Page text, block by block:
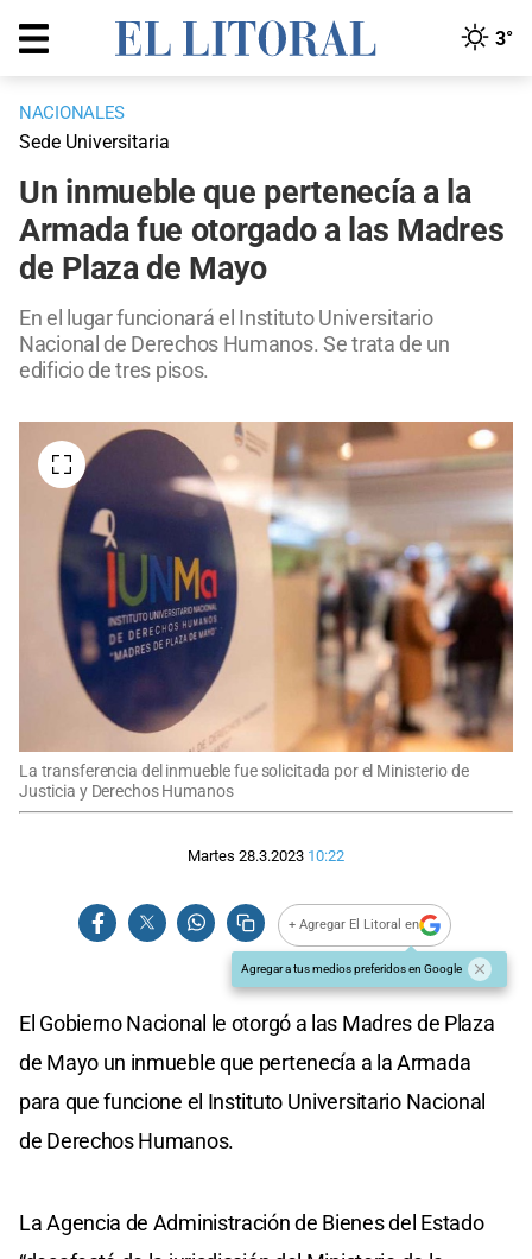
3°
NACIONALES
Sede Universitaria
Un inmueble que pertenecía a la
Armada fue otorgado a las Madres
de Plaza de Mayo
En el lugar funcionará el Instituto Universitario
Nacional de Derechos Humanos. Se trata de un
edificio de tres pisos.
La transferencia del inmueble fue solicitada por el Ministerio de
Justicia y Derechos Humanos
Martes 28.3.2023 10:22
+ Agregar El Litoral en
Agregar a tus medios preferidos en Google
El Gobierno Nacional le otorgó a las Madres de Plaza
de Mayo un inmueble que pertenecía a la Armada
para que funcione el Instituto Universitario Nacional
de Derechos Humanos.
La Agencia de Administración de Bienes del Estado